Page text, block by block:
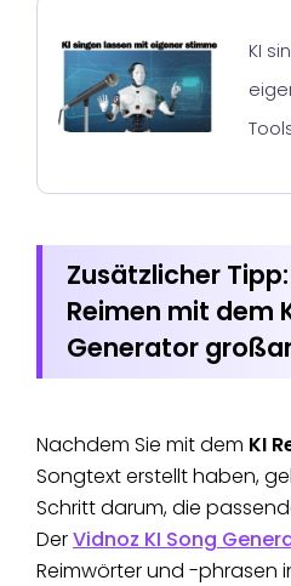
KI
Zusätzlicher
Reimen mit dem
Generator
Nachdem Sie mit dem KI
Songtext erstellt haben,
Schritt darum, die
DerVidnoz KI Song
Reimwörter und -phrasen